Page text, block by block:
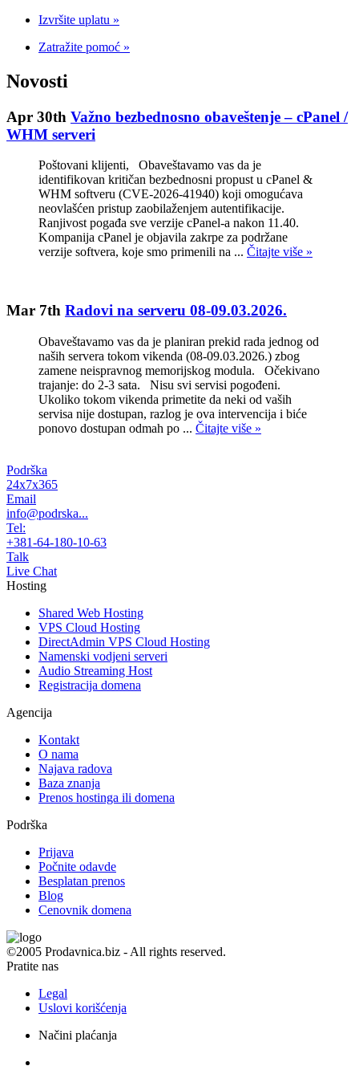
Izvršite uplatu »
Zatražite pomoć »
Novosti
Apr 30th Važno bezbednosno obaveštenje – cPanel /
WHM serveri
Poštovani klijenti, Obaveštavamo vas da je
identifikovan kritičan bezbednosni propust u cPanel &
WHM softveru (CVE-2026-41940) koji omogućava
neovlašćen pristup zaobilaženjem autentifikacije.
Ranjivost pogađa sve verzije cPanel-a nakon 11.40.
Kompanija cPanel je objavila zakrpe za podržane
verzije softvera, koje smo primenili na ... Čitajte više »
Mar 7th Radovi na serveru 08-09.03.2026.
Obaveštavamo vas da je planiran prekid rada jednog od
naših servera tokom vikenda (08-09.03.2026.) zbog
zamene neispravnog memorijskog modula. Očekivano
trajanje: do 2-3 sata. Nisu svi servisi pogođeni.
Ukoliko tokom vikenda primetite da neki od vaših
servisa nije dostupan, razlog je ova intervencija i biće
ponovo dostupan odmah po ... Čitajte više »
Podrška
24x7x365
Email
info@podrska...
Tel:
+381-64-180-10-63
Talk
Live Chat
Hosting
Shared Web Hosting
VPS Cloud Hosting
DirectAdmin VPS Cloud Hosting
Namenski vodjeni serveri
Audio Streaming Host
Registracija domena
Agencija
Kontakt
O nama
Najava radova
Baza znanja
Prenos hostinga ili domena
Podrška
Prijava
Počnite odavde
Besplatan prenos
Blog
Cenovnik domena
©2005 Prodavnica.biz - All rights reserved.
Pratite nas
Legal
Uslovi korišćenja
Načini plaćanja